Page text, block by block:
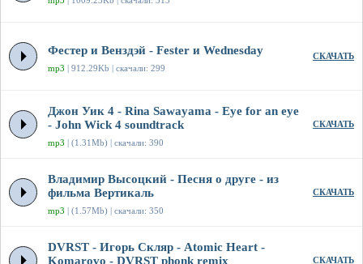
Фестер и Венздэй - Fester и Wednesday
mp3 | 912.29Kb | скачали: 299
СКАЧАТЬ
Джон Уик 4 - Rina Sawayama - Eye for an eye
- John Wick 4 soundtrack
mp3 | (1.31Mb) | скачали: 390
СКАЧАТЬ
Владимир Высоцкий - Песня о друге - из
фильма Вертикаль
mp3 | (1.57Mb) | скачали: 350
СКАЧАТЬ
DVRST - Игорь Скляр - Atomic Heart -
Komarovo - DVRST phonk remix
СКАЧАТЬ